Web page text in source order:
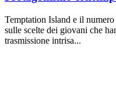
Temptation Island e il
sulle scelte dei giovani che
trasmissione intrisa...